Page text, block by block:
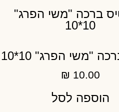
"משי הפרג" 10*10
₪ 10.00
הוספה לסל